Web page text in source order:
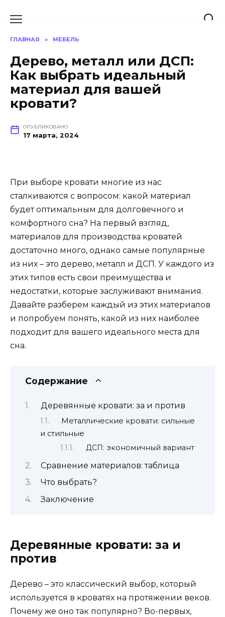
ГЛАВНАЯ » МЕБЕЛЬ
Дерево, металл или ДСП:
Как выбрать идеальный
материал для вашей
кровати?
ОПУБЛИКОВАНО
17 марта, 2024
При выборе кровати многие из нас
сталкиваются с вопросом: какой материал
будет оптимальным для долговечного и
комфортного сна? На первый взгляд,
материалов для производства кроватей
достаточно много, однако самые популярные
из них – это дерево, металл и ДСП. У каждого из
этих типов есть свои преимущества и
недостатки, которые заслуживают внимания.
Давайте разберем каждый из этих материалов
и попробуем понять, какой из них наиболее
подходит для вашего идеального места для
сна.
Содержание
Деревянные кровати: за и против
Металлические кровати: сильные
и стильные
ДСП: экономичный вариант
Сравнение материалов: таблица
Что выбрать?
Заключение
Деревянные кровати: за и
против
Дерево – это классический выбор, который
используется в кроватях на протяжении веков.
Почему же оно так популярно? Во-первых,